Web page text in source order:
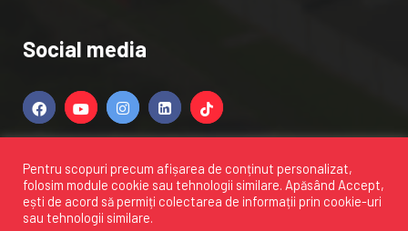
Social media
Pentru scopuri precum afișarea de conținut personalizat,
folosim module cookie sau tehnologii similare. Apăsând Accept,
ești de acord să permiți colectarea de informații prin cookie-uri
sau tehnologii similare.